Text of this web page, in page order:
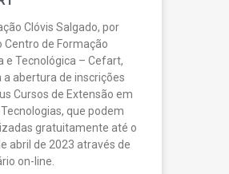
Clóvis Salgado, por
Centro de Formação
e Tecnológica – Cefart,
a abertura de inscrições
Cursos de Extensão em
que podem
gratuitamente até o
abril de 2023 através de
on-line.